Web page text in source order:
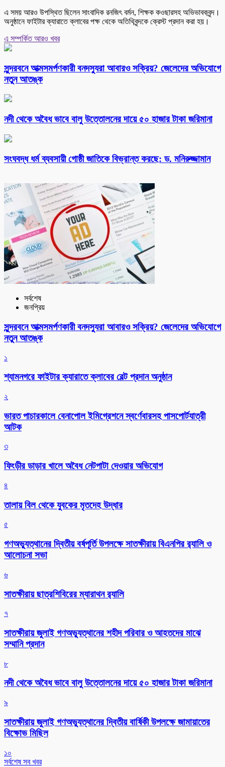
এ সময় আরও উপস্থিত ছিলেন সাংবাদিক রনজিৎ বর্মন, শিক্ষক কওছারসহ অভিভাবকবৃন্দ।
অনুষ্ঠানে ফাইটার ক্যারাতে ক্লাবের পক্ষ থেকে অতিথিবৃন্দকে ক্রেস্ট প্রদান করা হয়।
এ সম্পর্কিত আরও খবর
সুন্দরবনে আত্মসমর্পণকারী বনদস্যুরা আবারও সক্রিয়? জেলেদের অভিযোগে
নতুন আতঙ্ক
নদী থেকে অবৈধ ভাবে বালু উত্তোলনের দায়ে ৫০ হাজার টাকা জরিমানা
সংঘবদ্ধ ধর্ম ব্যবসায়ী গোষ্ঠী জাতিকে বিভ্রান্ত করছে: ড. মনিরুজ্জামান
সর্বশেষ
জনপ্রিয়
সুন্দরবনে আত্মসমর্পণকারী বনদস্যুরা আবারও সক্রিয়? জেলেদের অভিযোগে
নতুন আতঙ্ক
১
শ্যামনগরে ফাইটার ক্যারাতে ক্লাবের বেল্ট প্রদান অনুষ্ঠান
২
ভারত পাচারকালে বেনাপোল ইমিগ্রেশনে স্বর্ণেবারসহ পাসপোর্টযাত্রী
আটক
৩
ফিংড়ীর ডাড়ার খালে অবৈধ নেটপাটা দেওয়ার অভিযোগ
৪
তালায় বিল থেকে যুবকের মৃতদেহ উদ্ধার
৫
গণঅভ্যুত্থানের দ্বিতীয় বর্ষপূর্তি উপলক্ষে সাতক্ষীরায় বিএনপির র‌্যালি ও
আলোচনা সভা
৬
সাতক্ষীরায় ছাত্রশিবিরের ম্যারাথন র‌্যালি
৭
সাতক্ষীরায় জুলাই গণঅভ্যুত্থানের শহীদ পরিবার ও আহতদের মাঝে
সম্মানি প্রদান
৮
নদী থেকে অবৈধ ভাবে বালু উত্তোলনের দায়ে ৫০ হাজার টাকা জরিমানা
৯
সাতক্ষীরায় জুলাই গণঅভ্যুত্থানের দ্বিতীয় বার্ষিকী উপলক্ষে জামায়াতের
বিক্ষোভ মিছিল
১০
সর্বশেষ সব খবর